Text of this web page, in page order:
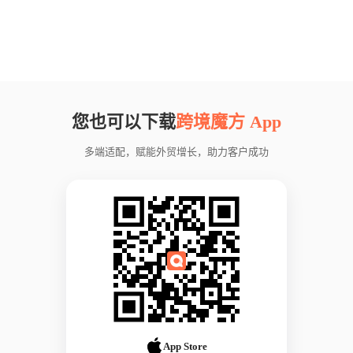
您也可以下载跨境魔方 App
多端适配，赋能外贸增长，助力客户成功
App Store